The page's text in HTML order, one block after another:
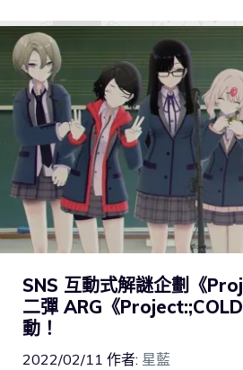
SNS 互動式解謎企劃《
二彈 ARG《
動！
2022/02/11 作者: 星藍